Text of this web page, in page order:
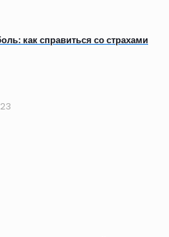
как справиться со страхами